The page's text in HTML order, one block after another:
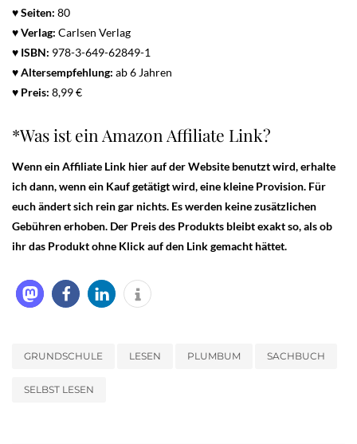
♥Seiten: 80
♥ Verlag: Carlsen Verlag
♥ ISBN: 978-3-649-62849-1
♥Altersempfehlung: ab 6 Jahren
♥ Preis: 8,99 €
*Was ist ein Amazon Affiliate Link?
Wenn ein Affiliate Link hier auf der Website benutzt wird, erhalte
ich dann, wenn ein Kauf getätigt wird, eine kleine Provision. Für
euch ändert sich rein gar nichts. Es werden keine zusätzlichen
Gebühren erhoben. Der Preis des Produkts bleibt exakt so, als ob
ihr das Produkt ohne Klick auf den Link gemacht hättet.
GRUNDSCHULE LESEN PLUMBUM SACHBUCH
SELBST LESEN